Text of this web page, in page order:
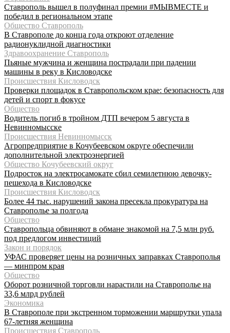
Ставрополь вышел в полуфинал премии #МЫВМЕСТЕ и
победил в региональном этапе
Общество Ставрополь
В Ставрополе до конца года откроют отделение
радионуклидной диагностики
Здравоохранение Ставрополь
Пьяные мужчина и женщина пострадали при падении
машины в реку в Кисловодске
Происшествия Кисловодск
Проверки площадок в Ставропольском крае: безопасность для
детей и спорт в фокусе
Общество
Водитель погиб в тройном ДТП вечером 5 августа в
Невинномысске
Происшествия Невинномысск
Агропредприятие в Кочубеевском округе обеспечили
дополнительной электроэнергией
Общество Кочубеевский округ
Подросток на электросамокате сбил семилетнюю девочку-
пешехода в Кисловодске
Происшествия Кисловодск
Более 44 тыс. нарушений закона пресекла прокуратура на
Ставрополье за полгода
Общество
Ставропольца обвиняют в обмане знакомой на 7,5 млн руб.
под предлогом инвестиций
Закон и порядок
УФАС проверяет цены на розничных заправках Ставрополья
— минпром края
Общество
Оборот розничной торговли нарастили на Ставрополье на
33,6 млрд рублей
Экономика
В Ставрополе при экстренном торможении маршрутки упала
67-летняя женщина
Происшествия Ставрополь